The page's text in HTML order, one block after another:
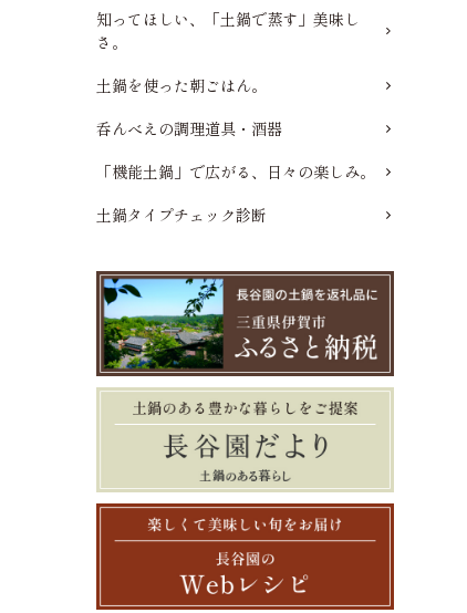
知ってほしい、「土鍋で蒸す」美味し
さ。
土鍋を使った朝ごはん。
呑んべえの調理道具・酒器
「機能土鍋」で広がる、日々の楽しみ。
土鍋タイプチェック診断